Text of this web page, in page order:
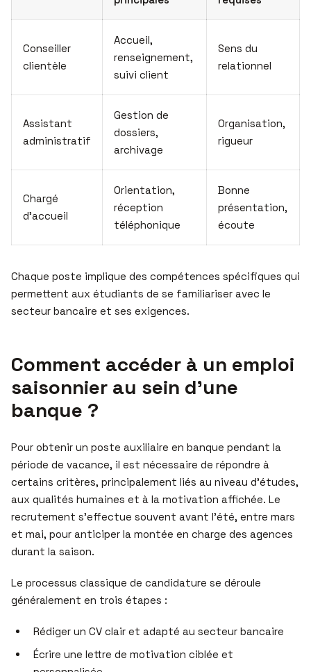
Conseiller
clientèle
Accueil,
renseignement,
suivi client
Sens du
relationnel
Assistant
administratif
Gestion de
dossiers,
archivage
Organisation,
rigueur
Chargé
d’accueil
Orientation,
réception
téléphonique
Bonne
présentation,
écoute
Chaque poste implique des compétences spécifiques qui
permettent aux étudiants de se familiariser avec le
secteur bancaire et ses exigences.
Comment accéder à un emploi
saisonnier au sein d’une
banque ?
Pour obtenir un poste auxiliaire en banque pendant la
période de vacance, il est nécessaire de répondre à
certains critères, principalement liés au niveau d’études,
aux qualités humaines et à la motivation affichée. Le
recrutement s’effectue souvent avant l’été, entre mars
et mai, pour anticiper la montée en charge des agences
durant la saison.
Le processus classique de candidature se déroule
généralement en trois étapes :
Rédiger un CV clair et adapté au secteur bancaire
Écrire une lettre de motivation ciblée et